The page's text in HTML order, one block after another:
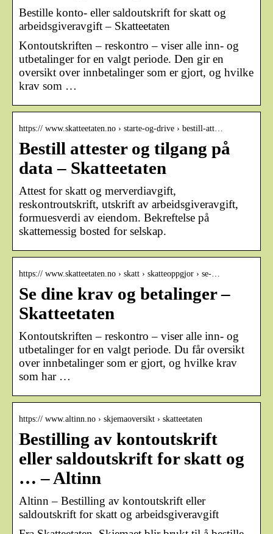
Bestille konto- eller saldoutskrift for skatt og
arbeidsgiveravgift – Skatteetaten
Kontoutskriften – reskontro – viser alle inn- og
utbetalinger for en valgt periode. Den gir en
oversikt over innbetalinger som er gjort, og hvilke
krav som …
https:// www.skatteetaten.no › starte-og-drive › bestill-att…
Bestill attester og tilgang på
data – Skatteetaten
Attest for skatt og merverdiavgift,
reskontroutskrift, utskrift av arbeidsgiveravgift,
formuesverdi av eiendom. Bekreftelse på
skattemessig bosted for selskap.
https:// www.skatteetaten.no › skatt › skatteoppgjor › se-…
Se dine krav og betalinger –
Skatteetaten
Kontoutskriften – reskontro – viser alle inn- og
utbetalinger for en valgt periode. Du får oversikt
over innbetalinger som er gjort, og hvilke krav
som har …
https:// www.altinn.no › skjemaoversikt › skatteetaten
Bestilling av kontoutskrift
eller saldoutskrift for skatt og
… – Altinn
Altinn – Bestilling av kontoutskrift eller
saldoutskrift for skatt og arbeidsgiveravgift